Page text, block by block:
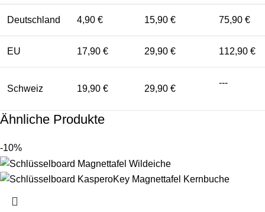
Deutschland 4,90 € 15,90 € 75,90 €
EU 17,90 € 29,90 € 112,90 €
Schweiz 19,90 € 29,90 €
---
Ähnliche Produkte
-10%